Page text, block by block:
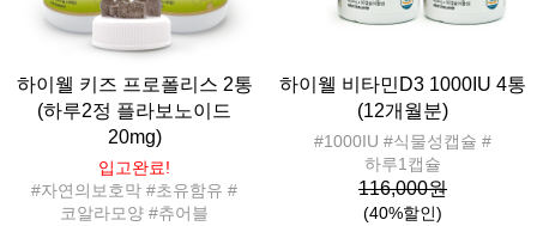
하이웰 키즈 프로폴리스 2통
(하루2정 플라보노이드
20mg)
입고완료!
#자연의보호막 #초유함유 #
코알라모양 #츄어블
하이웰 비타민D3 1000IU 4통
(12개월분)
#1000IU #식물성캡슐 #
하루1캡슐
116,000원
(40%할인)